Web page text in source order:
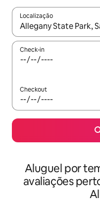
Localização
Quando os resultados
Check-in
Checkout
Aluguel por
avaliações